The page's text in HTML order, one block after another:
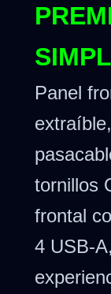
Panel
tornillos
frontal
4 USB-